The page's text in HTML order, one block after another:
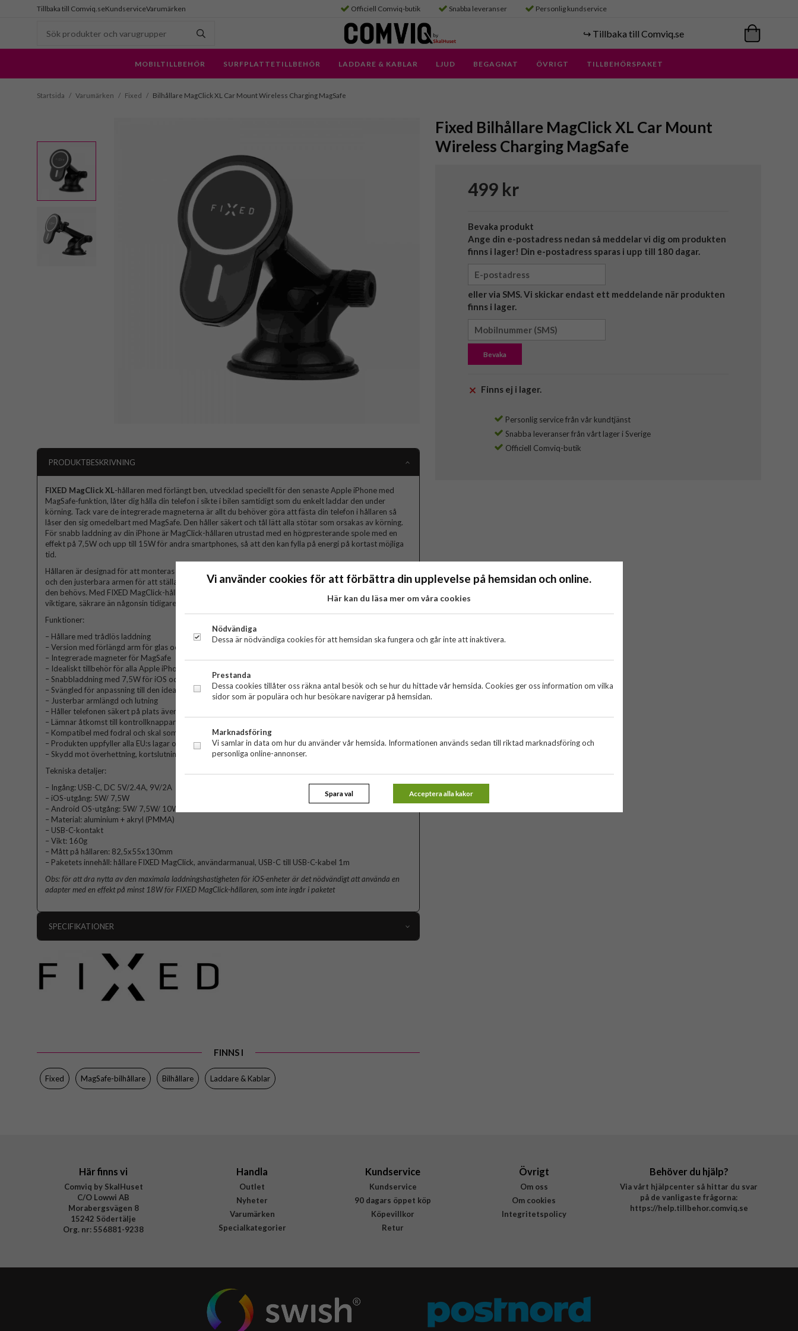
Tillbaka till Comviq.seKundserviceVarumärken Officiell Comviq-butik Snabba leveranser Personlig kundservice
↪️ Tillbaka till Comviq.se
MOBILTILLBEHÖR SURFPLATTETILLBEHÖR LADDARE & KABLAR LJUD BEGAGNAT ÖVRIGT TILLBEHÖRSPAKET
Startsida / Varumärken / Fixed / Bilhållare MagClick XL Car Mount Wireless Charging MagSafe
Fixed Bilhållare MagClick XL Car Mount
Wireless Charging MagSafe
499 kr
Bevaka produkt
Ange din e-postadress nedan så meddelar vi dig om produkten
finns i lager! Din e-postadress sparas i upp till 180 dagar.
eller via SMS. Vi skickar endast ett meddelande när produkten
finns i lager.
Bevaka
Finns ej i lager.
Personlig service från vår kundtjänst
Snabba leveranser från vårt lager i Sverige
Officiell Comviq-butik
PRODUKTBESKRIVNING
FIXED MagClick XL-hållaren med förlängt ben, utvecklad speciellt för den senaste Apple iPhone med
MagSafe-funktion, låter dig hålla din telefon i sikte i bilen samtidigt som du enkelt laddar den under
körning. Tack vare de integrerade magneterna är allt du behöver göra att fästa din telefon i hållaren så
låser den sig omedelbart med MagSafe. Den håller säkert och tål lätt alla stötar som orsakas av körning.
För snabb laddning av din iPhone är MagClick-hållaren utrustad med en högpresterande spole med en
effekt på 7,5W och upp till 15W för andra smartphones, så att den kan fylla på energi på kortast möjliga
tid.
Hållaren är designad för att monteras med sugbas på både glas och instrumentbräda. Använd vridleden
och den justerbara armen för att ställa in din telefon i den perfekta vinkeln så att den är snyggt synlig när
den behövs. Med FIXED MagClick-hållaren blir det bekvämare att köra med telefonen i bilen och, ännu
viktigare, säkrare än någonsin tidigare.
Funktioner:
– Hållare med trådlös laddning
– Version med förlängd arm för glas och instrumentbräda
– Integrerade magneter för MagSafe
– Idealiskt tillbehör för alla Apple iPhone 14, 13 och 12 serier
– Snabbladdning med 7,5W för iOS och upp till 15W för andra smartphones
– Svängled för anpassning till den idealiska betraktningsvinkeln
– Justerbar armlängd och lutning
– Håller telefonen säkert på plats även vid minsta stötar
– Lämnar åtkomst till kontrollknappar och kontakter
– Kompatibel med fodral och skal som stöder MagSafe-teknik
– Produkten uppfyller alla EU:s lagar och säkerhetsstandarder
– Skydd mot överhettning, kortslutning och överspänning
Tekniska detaljer:
– Ingång: USB-C, DC 5V/2.4A, 9V/2A
– iOS-utgång: 5W/ 7,5W
– Android OS-utgång: 5W/ 7,5W/ 10W/ 15W
– Material: aluminium + akryl (PMMA)
– USB-C-kontakt
– Vikt: 160g
– Mått på hållaren: 82,5x55x130mm
– Paketets innehåll: hållare FIXED MagClick, användarmanual, USB-C till USB-C-kabel 1m
Obs: för att dra nytta av den maximala laddningshastigheten för iOS-enheter är det nödvändigt att använda en
adapter med en effekt på minst 18W för FIXED MagClick-hållaren, som inte ingår i paketet
SPECIFIKATIONER
Produkttyp
Egenskaper
EAN
FINNS I
Fixed MagSafe-bilhållare Bilhållare Laddare & Kablar
Här finns vi
Comviq by SkalHuset
C/O Lowwi AB
Morabergsvägen 8
15242 Södertälje
Org. nr: 556881-9238
Handla
Outlet
Nyheter
Varumärken
Specialkategorier
Kundservice
Kundservice
90 dagars öppet köp
Köpevillkor
Retur
Övrigt
Om oss
Om cookies
Integritetspolicy
Behöver du hjälp?
Via vårt hjälpcenter så hittar du svar
på de vanligaste frågorna:
https://help.tillbehor.comviq.se
Vi använder cookies för att förbättra din upplevelse på hemsidan och online.
Här kan du läsa mer om våra cookies
Nödvändiga
Dessa är nödvändiga cookies för att hemsidan ska fungera och går inte att inaktivera.
Prestanda
Dessa cookies tillåter oss räkna antal besök och se hur du hittade vår hemsida. Cookies ger oss information om vilka
sidor som är populära och hur besökare navigerar på hemsidan.
Marknadsföring
Vi samlar in data om hur du använder vår hemsida. Informationen används sedan till riktad marknadsföring och
personliga online-annonser.
Spara val Acceptera alla kakor